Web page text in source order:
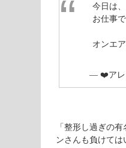
今日は
お仕事
オンエ
— ❤️アレ
「整形し過ぎの
ンさんも負けては